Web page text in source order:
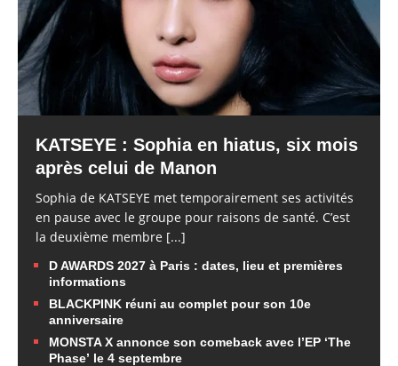
KATSEYE : Sophia en hiatus, six mois
après celui de Manon
Sophia de KATSEYE met temporairement ses activités
en pause avec le groupe pour raisons de santé. C’est
la deuxième membre [...]
D AWARDS 2027 à Paris : dates, lieu et premières
informations
BLACKPINK réuni au complet pour son 10e
anniversaire
MONSTA X annonce son comeback avec l’EP ‘The
Phase’ le 4 septembre